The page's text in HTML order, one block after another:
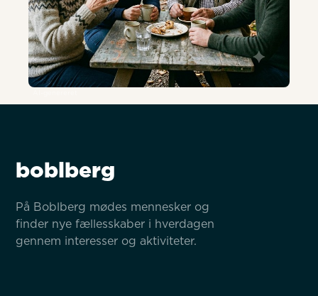
boblberg
På Boblberg mødes mennesker og
finder nye fællesskaber i hverdagen
gennem interesser og aktiviteter.